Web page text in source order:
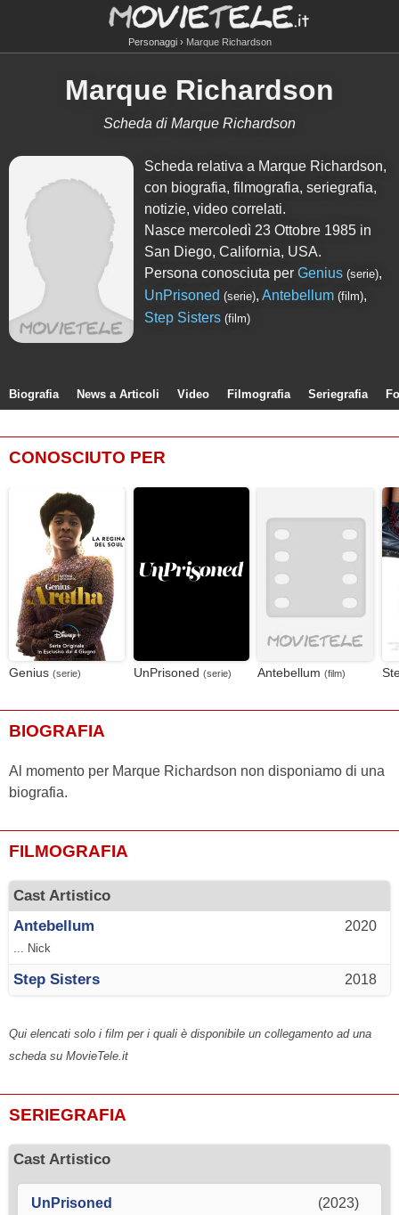
Personaggi Marque Richardson
Marque Richardson
Scheda di Marque Richardson
Scheda relativa a Marque Richardson,
con biografia, filmografia, seriegrafia,
notizie, video correlati.
Nasce mercoledì 23 Ottobre 1985 in
San Diego, California, USA.
Persona conosciuta perGenius (serie),
UnPrisoned (serie),Antebellum (film),
Step Sisters (film)
Biografia News a Articoli Video Filmografia Seriegrafia
CONOSCIUTO PER
Genius (serie) UnPrisoned (serie) Antebellum (film)
BIOGRAFIA
Al momento per Marque Richardson non disponiamo di una
biografia.
FILMOGRAFIA
Cast Artistico
2020
Antebellum
... Nick
2018
Step Sisters
Qui elencati solo i film per i quali è disponibile un collegamento ad una
scheda su MovieTele.it
SERIEGRAFIA
Cast Artistico
UnPrisoned (2023)